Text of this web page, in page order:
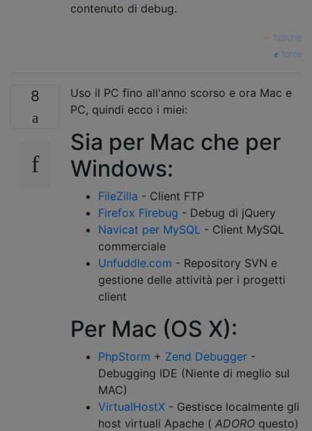
contenuto di debug.
fusione
fonte
8
Uso il PC fino all'anno scorso e ora Mac e
PC, quindi ecco i miei:
Sia per Mac che per
Windows:
FileZilla - Client FTP
Firefox Firebug - Debug di jQuery
Navicat per MySQL - Client MySQL
commerciale
Unfuddle.com - Repository SVN e
gestione delle attività per i progetti
client
Per Mac (OS X):
PhpStorm + Zend Debugger -
Debugging IDE (Niente di meglio sul
MAC)
VirtualHostX - Gestisce localmente gli
host virtuali Apache ( ADORO questo)